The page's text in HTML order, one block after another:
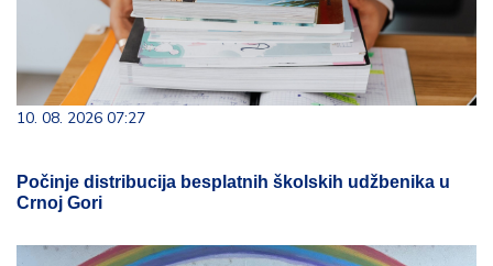
10. 08. 2026 07:27
Počinje distribucija besplatnih školskih udžbenika u
Crnoj Gori